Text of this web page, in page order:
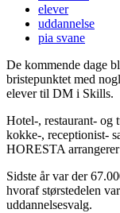
elever
uddannelse
pia svane
De kommende dage
bristepunktet med
elever til DM i Skills.
Hotel-, restaurant- og
kokke-, receptionist-
HORESTA
Sidste år var der
hvoraf størstedelen
uddannelsesvalg.